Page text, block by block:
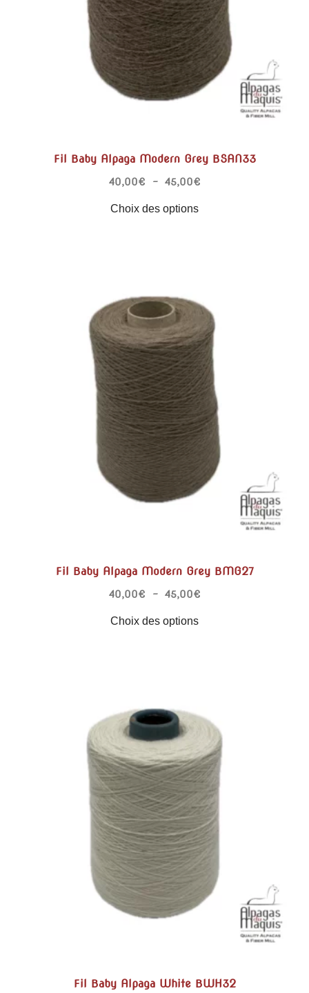
Fil Baby Alpaga Modern Grey BSAN33
40,00€ – 45,00€
Choix des options
Fil Baby Alpaga Modern Grey BMG27
40,00€ – 45,00€
Choix des options
Fil Baby Alpaga White BWH32